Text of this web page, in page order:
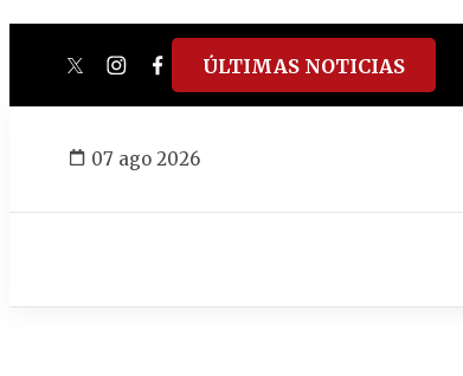
twitterinstagram
facebook
tiktokyoutube
spotify
ÚLTIMAS NOTICIAS
07 ago 2026